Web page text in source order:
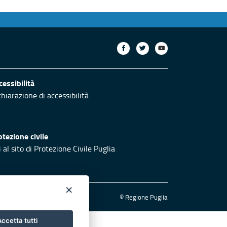
di accessibilità
civile
al sito di Protezione Civile Puglia
© Regione Puglia
×
tutti